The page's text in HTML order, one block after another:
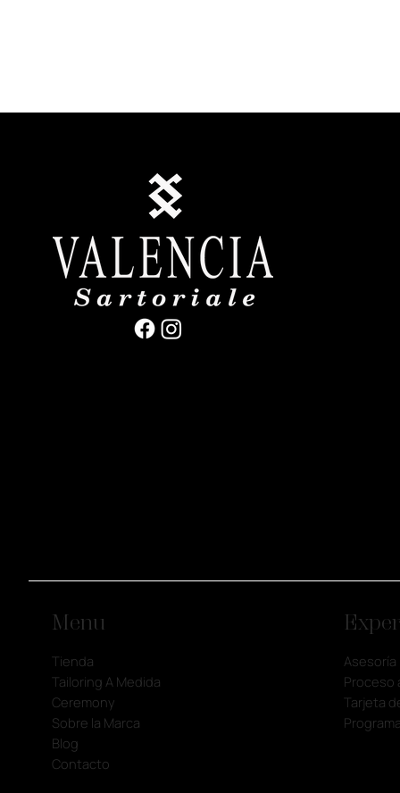
Menu
Tienda
Tailoring A Medida
Ceremony
Sobre la Marca
Blog
Contacto
Proceso
Tarjeta